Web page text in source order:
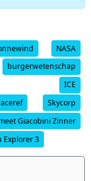
NASA
burgerwetenschap
ICE
Skycorp
Giacobini Zinner
Explorer 3